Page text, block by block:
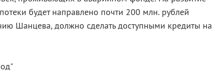
будет направлено почти 200 млн. рублей
Шанцева, должно сделать доступными кредиты на